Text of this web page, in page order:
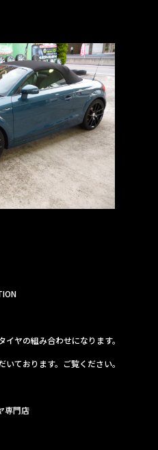
ヤの組み合わせになります。
ております。ご覧ください。
専門店